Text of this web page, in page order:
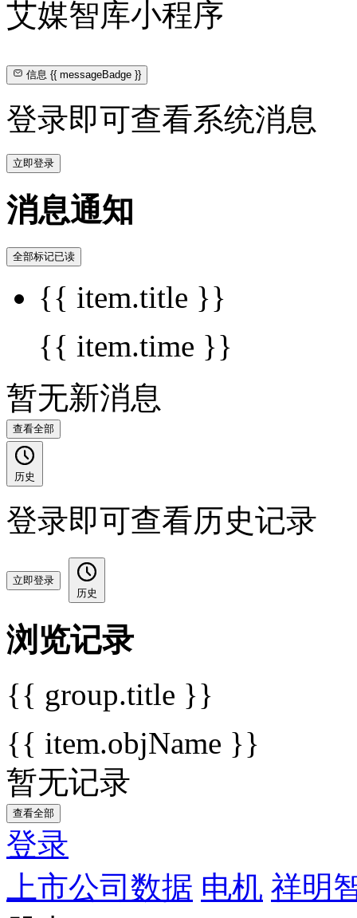
艾媒智库小程序
信息{{ messageBadge }}
登录即可查看系统消息
立即登录
消息通知
全部标记已读
{{ item.title }}
{{ item.time }}
暂无新消息
查看全部
历史
登录即可查看历史记录
立即登录
历史
浏览记录
{{ group.title }}
{{ item.objName }}
暂无记录
查看全部
登录
上市公司数据 电机 祥明